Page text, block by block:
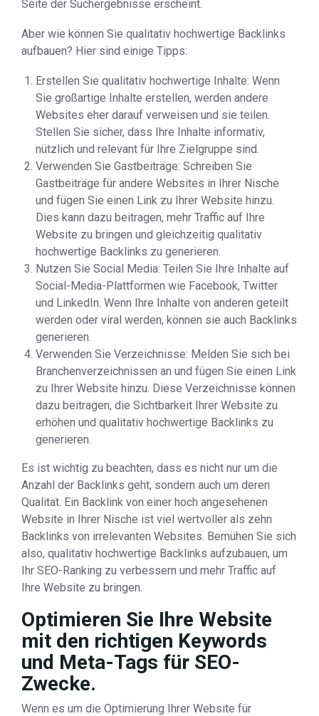
Seite der Suchergebnisse erscheint.
Aber wie können Sie qualitativ hochwertige Backlinks
aufbauen? Hier sind einige Tipps:
Erstellen Sie qualitativ hochwertige Inhalte: Wenn
Sie großartige Inhalte erstellen, werden andere
Websites eher darauf verweisen und sie teilen.
Stellen Sie sicher, dass Ihre Inhalte informativ,
nützlich und relevant für Ihre Zielgruppe sind.
Verwenden Sie Gastbeiträge: Schreiben Sie
Gastbeiträge für andere Websites in Ihrer Nische
und fügen Sie einen Link zu Ihrer Website hinzu.
Dies kann dazu beitragen, mehr Traffic auf Ihre
Website zu bringen und gleichzeitig qualitativ
hochwertige Backlinks zu generieren.
Nutzen Sie Social Media: Teilen Sie Ihre Inhalte auf
Social-Media-Plattformen wie Facebook, Twitter
und LinkedIn. Wenn Ihre Inhalte von anderen geteilt
werden oder viral werden, können sie auch Backlinks
generieren.
Verwenden Sie Verzeichnisse: Melden Sie sich bei
Branchenverzeichnissen an und fügen Sie einen Link
zu Ihrer Website hinzu. Diese Verzeichnisse können
dazu beitragen, die Sichtbarkeit Ihrer Website zu
erhöhen und qualitativ hochwertige Backlinks zu
generieren.
Es ist wichtig zu beachten, dass es nicht nur um die
Anzahl der Backlinks geht, sondern auch um deren
Qualität. Ein Backlink von einer hoch angesehenen
Website in Ihrer Nische ist viel wertvoller als zehn
Backlinks von irrelevanten Websites. Bemühen Sie sich
also, qualitativ hochwertige Backlinks aufzubauen, um
Ihr SEO-Ranking zu verbessern und mehr Traffic auf
Ihre Website zu bringen.
Optimieren Sie Ihre Website
mit den richtigen Keywords
und Meta-Tags für SEO-
Zwecke.
Wenn es um die Optimierung Ihrer Website für